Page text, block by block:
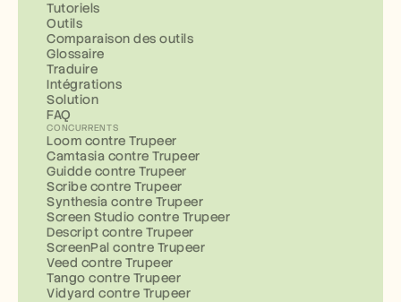
Tutoriels
Outils
Comparaison des outils
Glossaire
Traduire
Intégrations
Solution
FAQ
CONCURRENTS
Loom contre Trupeer
Camtasia contre Trupeer
Guidde contre Trupeer
Scribe contre Trupeer
Synthesia contre Trupeer
Screen Studio contre Trupeer
Descript contre Trupeer
ScreenPal contre Trupeer
Veed contre Trupeer
Tango contre Trupeer
Vidyard contre Trupeer